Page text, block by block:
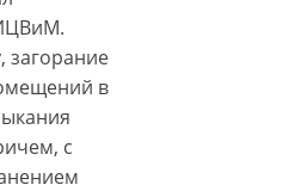
загорание
в
с